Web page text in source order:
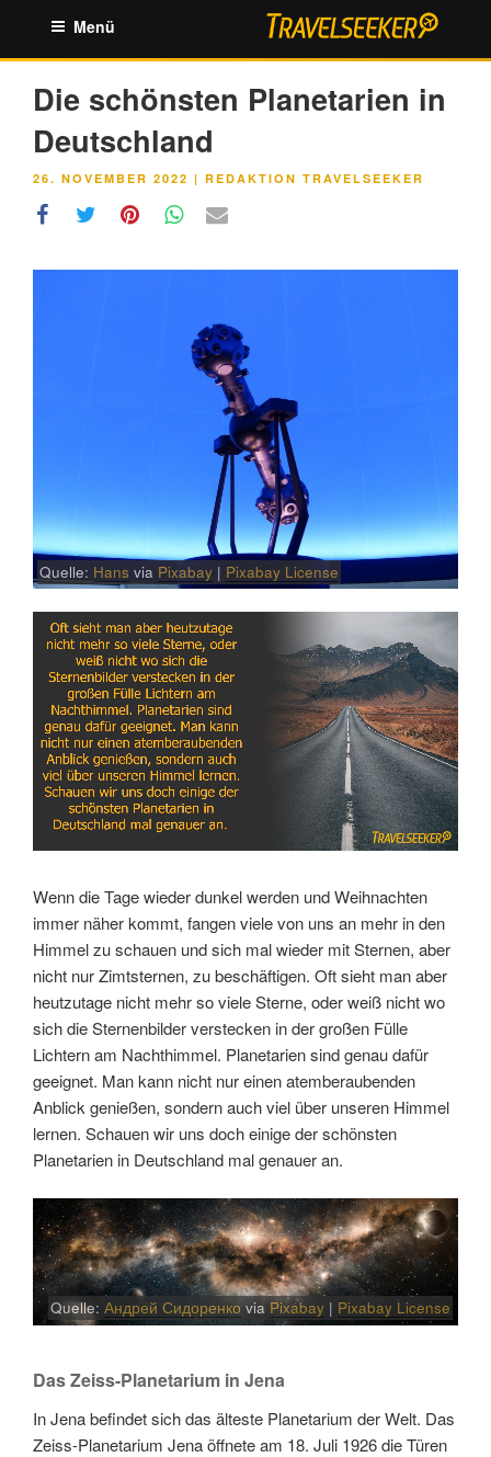
springen
Menü
Die schönsten Planetarien in
Deutschland
VERÖFFENTLICHT
26. NOVEMBER 2022 | REDAKTION TRAVELSEEKER
Quelle: Hans via Pixabay | Pixabay License
Link Embed
Wenn die Tage wieder dunkel werden und Weihnachten
immer näher kommt, fangen viele von uns an mehr in den
Himmel zu schauen und sich mal wieder mit Sternen, aber
nicht nur Zimtsternen, zu beschäftigen. Oft sieht man aber
heutzutage nicht mehr so viele Sterne, oder weiß nicht wo
sich die Sternenbilder verstecken in der großen Fülle
Lichtern am Nachthimmel. Planetarien sind genau dafür
geeignet. Man kann nicht nur einen atemberaubenden
Anblick genießen, sondern auch viel über unseren Himmel
lernen. Schauen wir uns doch einige der schönsten
Planetarien in Deutschland mal genauer an.
Quelle: Андрей Сидоренкоvia Pixabay| Pixabay License
Das Zeiss-Planetarium in Jena
In Jena befindet sich das älteste Planetarium der Welt. Das
Zeiss-Planetarium Jena öffnete am 18. Juli 1926 die Türen